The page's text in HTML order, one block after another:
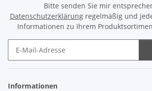
Bitte senden Sie mir
Datenschutzerklärung regelmäßig und
Informationen zu Ihrem
Informationen